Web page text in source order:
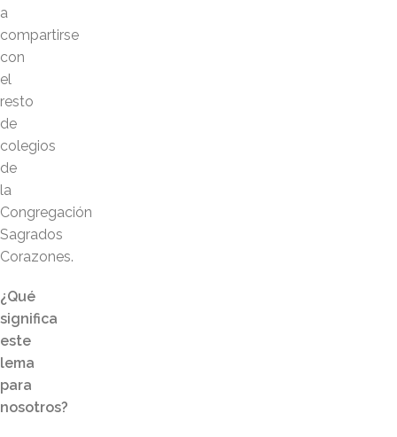
a
compartirse
con
el
resto
de
colegios
de
la
Congregación
Sagrados
Corazones.
¿Qué
significa
este
lema
para
nosotros?